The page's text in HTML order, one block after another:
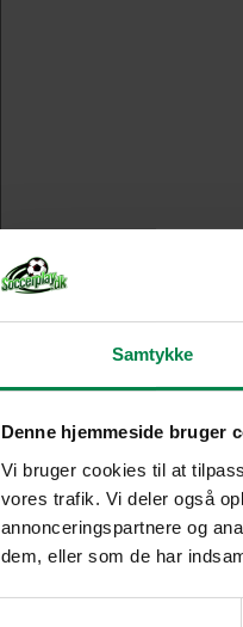
Samtykke
Denne hjemmeside bruger
Vi bruger cookies til at
vores trafik. Vi deler også
annonceringspartnere og
dem, eller som de har